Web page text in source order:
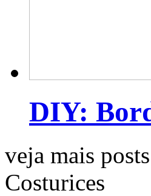
DIY:
veja mais
Costurices